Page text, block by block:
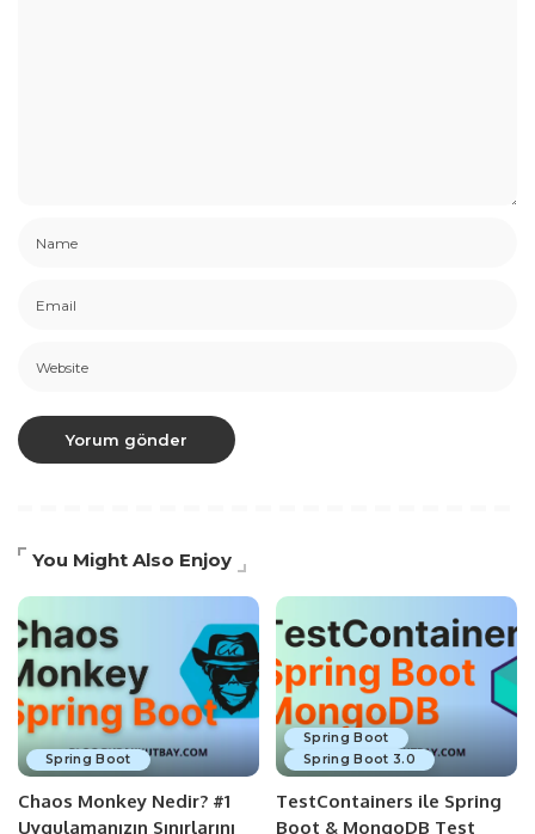
You Might Also Enjoy
Spring Boot
Chaos Monkey Nedir? #1
Uygulamanızın Sınırlarını
Spring Boot
Spring Boot 3.0
TestContainers ile Spring
Boot & MongoDB Test